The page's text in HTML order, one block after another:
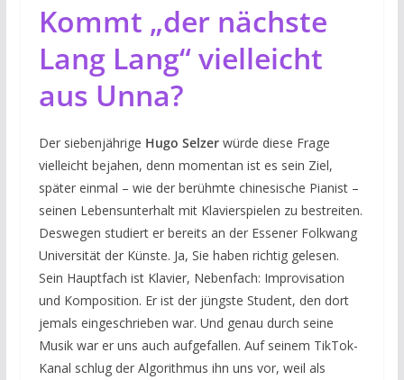
Kommt „der nächste
Lang Lang“ vielleicht
aus Unna?
Der siebenjährige Hugo Selzerwürde diese Frage
vielleicht bejahen, denn momentan ist es sein Ziel,
später einmal – wie der berühmte chinesische Pianist –
seinen Lebensunterhalt mit Klavierspielen zu bestreiten.
Deswegen studiert er bereits an der Essener Folkwang
Universität der Künste. Ja, Sie haben richtig gelesen.
Sein Hauptfach ist Klavier, Nebenfach: Improvisation
und Komposition. Er ist der jüngste Student, den dort
jemals eingeschrieben war. Und genau durch seine
Musik war er uns auch aufgefallen. Auf seinem TikTok-
Kanal schlug der Algorithmus ihn uns vor, weil als